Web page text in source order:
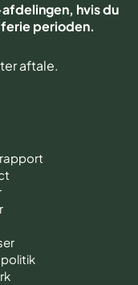
hvis du
perioden.
aftale.